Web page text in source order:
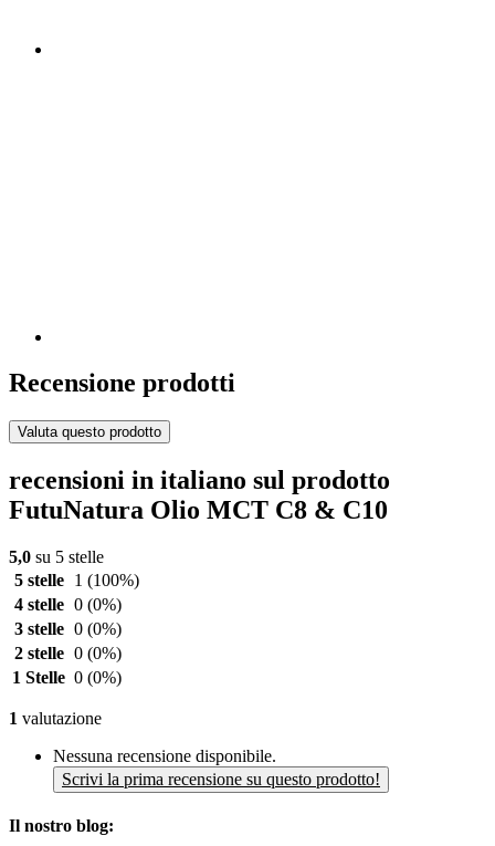
Recensione prodotti
Valuta questo prodotto
recensioni in italiano sul prodotto
FutuNatura Olio MCT C8 & C10
5,0 su 5 stelle
5 stelle
1 (100%)
4 stelle 0 (0%)
3 stelle 0 (0%)
2 stelle 0 (0%)
1 Stelle 0 (0%)
1 valutazione
Nessuna recensione disponibile.
Scrivi la prima recensione su questo prodotto!
Il nostro blog: